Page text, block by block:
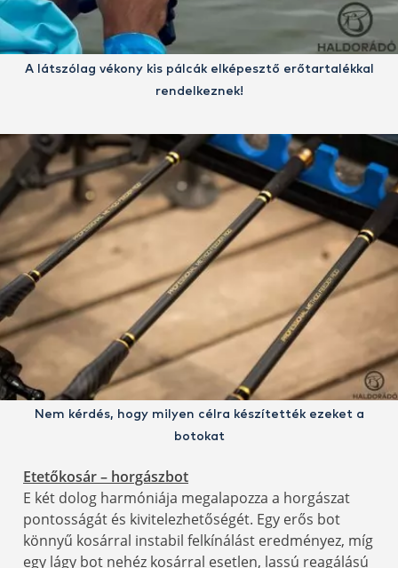
A látszólag vékony kis pálcák elképesztő erőtartalékkal
rendelkeznek!
Nem kérdés, hogy milyen célra készítették ezeket a
botokat
Etetőkosár – horgászbot
E két dolog harmóniája megalapozza a horgászat
pontosságát és kivitelezhetőségét. Egy erős bot
könnyű kosárral instabil felkínálást eredményez, míg
egy lágy bot nehéz kosárral esetlen, lassú reagálású